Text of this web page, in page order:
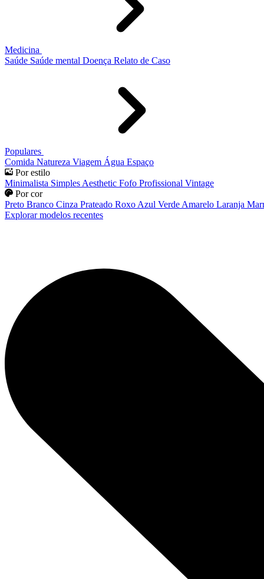
Medicina
Saúde Saúde mental Doença Relato de Caso
Populares
Comida Natureza Viagem Água Espaço
Por estilo
Minimalista Simples Aesthetic Fofo Profissional Vintage
Por cor
Preto Branco Cinza Prateado Roxo Azul Verde Amarelo Laranja
Explorar modelos recentes